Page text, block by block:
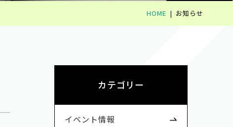
HOME お知らせ
カテゴリー
イベント情報